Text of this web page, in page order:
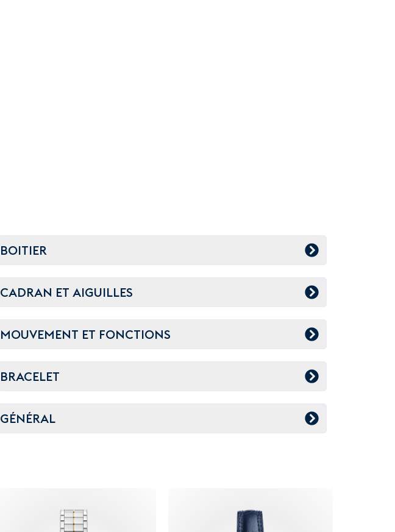
BOITIER
CADRAN ET AIGUILLES
MOUVEMENT ET FONCTIONS
BRACELET
GÉNÉRAL